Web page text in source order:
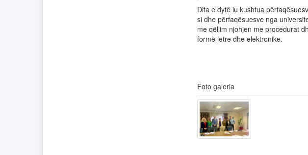
Dita e dytë iu kushtua
si dhe përfaqësuesve nga
me qëllim njohjen me procedurat
formë letre dhe elektronike.
Foto galeria